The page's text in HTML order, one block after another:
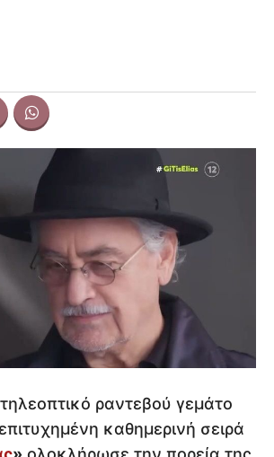
ραντεβού γεμάτο
καθημερινή σειρά